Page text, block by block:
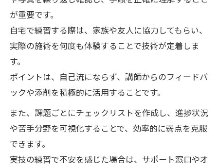
が重要です。
自宅で練習する際は、家族や友人に協力してもらい、
実際の施術を何度も体験することで技術が定着しま
す。
ポイントは、自己流にならず、講師からのフィードバ
ックや添削を積極的に活用することです。
また、課題ごとにチェックリストを作成し、進捗状況
や苦手分野を可視化することで、効率的に弱点を克服
できます。
実技の練習で不安を感じた場合は、サポート窓口やオ